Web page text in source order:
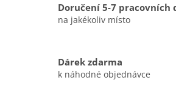
Doručení 5-7 pracovních
na jakékoliv místo
Dárek zdarma
k náhodné objednávce